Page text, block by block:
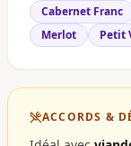
Cabernet Franc
Merlot
Petit
ACCORDS &